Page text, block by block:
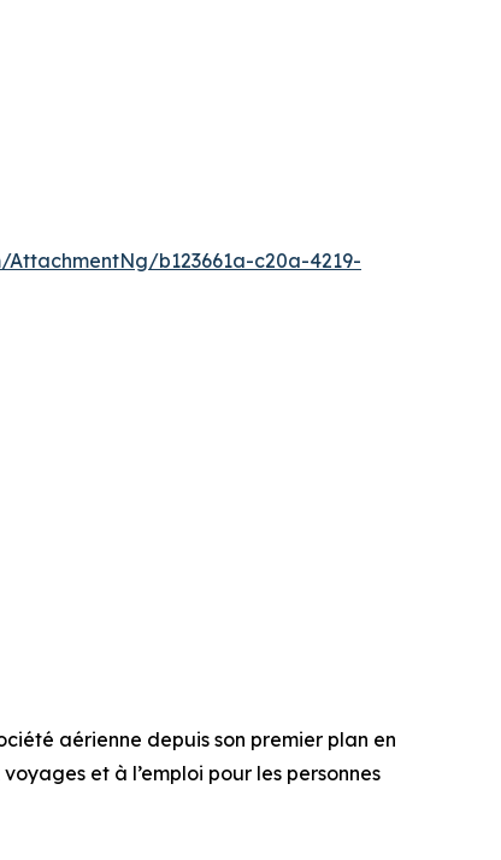
b123661a-c20a-4219-
aérienne depuis son premier plan en
et à l’emploi pour les personnes